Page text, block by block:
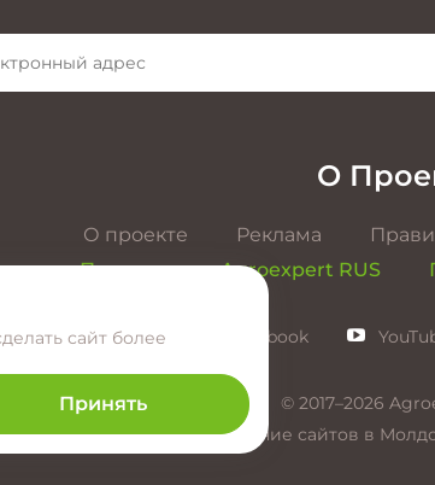
О
О проекте Реклама
Презентация Agroexpert RUS
Facebook
© 2017–2026
Создание сайтов в
сайт более
Принять